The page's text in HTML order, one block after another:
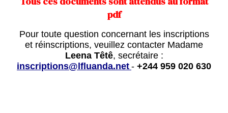
pdf
Pour toute question concernant les inscriptions
et réinscriptions, veuillez contacter Madame
Leena Têtê, secrétaire :
inscriptions@lfluanda.net - +244 959 020 630